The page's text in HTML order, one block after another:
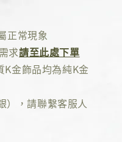
正常現象
求請至此處下單
金飾品均為純K金
），請聯繫客服人